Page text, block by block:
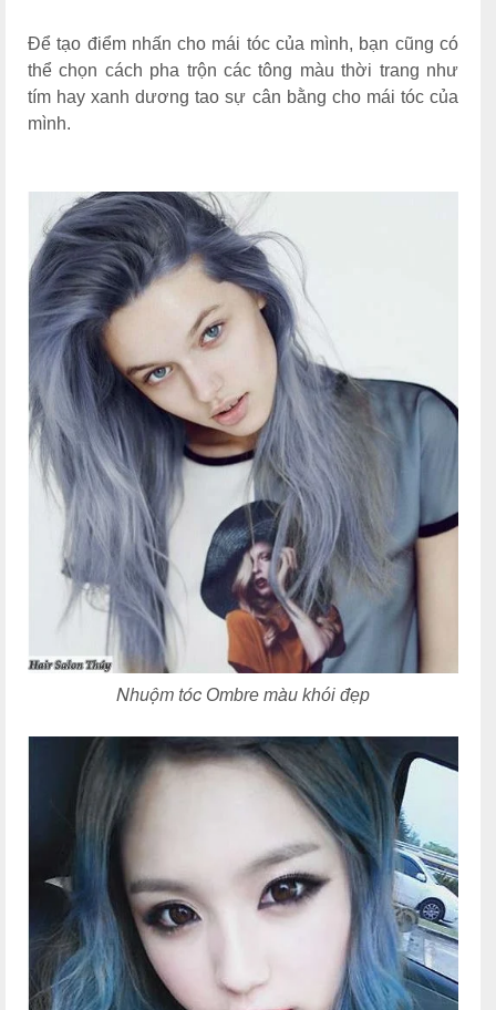
Để tạo điểm nhấn cho mái tóc của mình, bạn cũng có
thể chọn cách pha trộn các tông màu thời trang như
tím hay xanh dương tao sự cân bằng cho mái tóc của
mình.
Nhuộm tóc Ombre màukhói đẹp